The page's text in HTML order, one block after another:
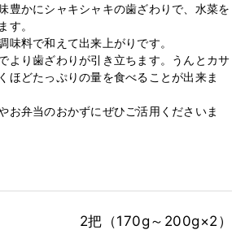
豊かにシャキシャキの歯ざわりで、水菜を
す。
味料で和えて出来上がりです。
より歯ざわりが引き立ちます。うんとカサ
ほどたっぷりの量を食べることが出来ま
お弁当のおかずにぜひご活用くださいま
2把（170g～200g×2）